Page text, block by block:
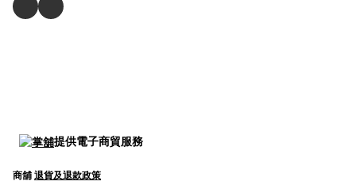
提供電子商貿服務
商舖 退貨及退款政策